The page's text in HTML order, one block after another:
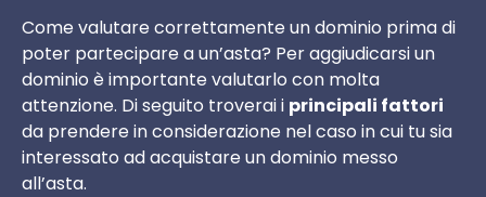
Come valutare correttamente un dominio prima di
poter partecipare a un’asta? Per aggiudicarsi un
dominio è importante valutarlo con molta
attenzione. Di seguito troverai i principali fattori
da prendere in considerazione nel caso in cui tu sia
interessato ad acquistare un dominio messo
all’asta.